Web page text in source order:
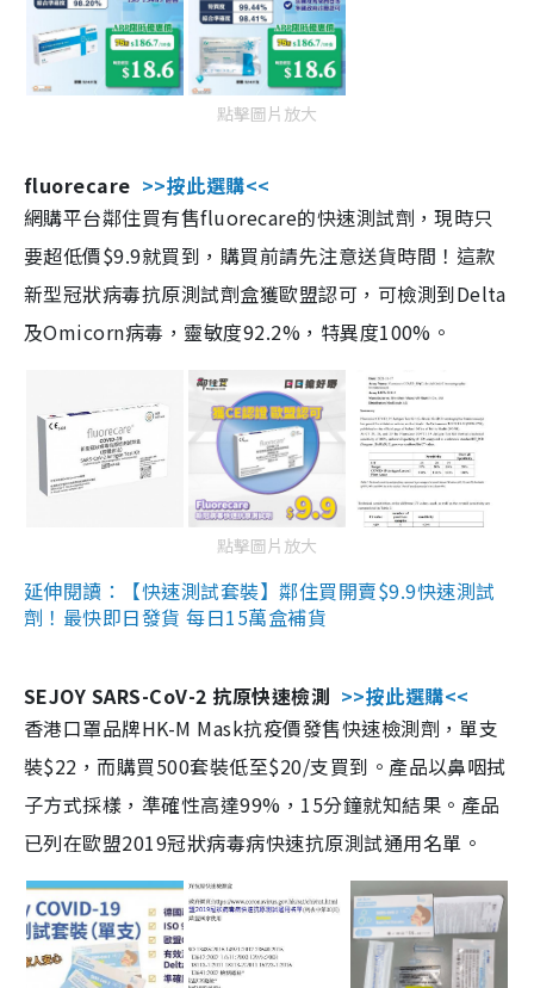
點擊圖片放大
fluorecare >>按此選購<<
網購平台鄰住買有售fluorecare的快速測試劑，現時只
要超低價$9.9就買到，購買前請先注意送貨時間！這款
新型冠狀病毒抗原測試劑盒獲歐盟認可，可檢測到Delta
及Omicorn病毒，靈敏度92.2%，特異度100%。
點擊圖片放大
延伸閱讀：【快速測試套裝】鄰住買開賣$9.9快速測試
劑！最快即日發貨 每日15萬盒補貨
SEJOY SARS-CoV-2 抗原快速檢測 >>按此選購<<
香港口罩品牌HK-M Mask抗疫價發售快速檢測劑，單支
裝$22，而購買500套裝低至$20/支買到。產品以鼻咽拭
子方式採樣，準確性高達99%，15分鐘就知結果。產品
已列在歐盟2019冠狀病毒病快速抗原測試通用名單。